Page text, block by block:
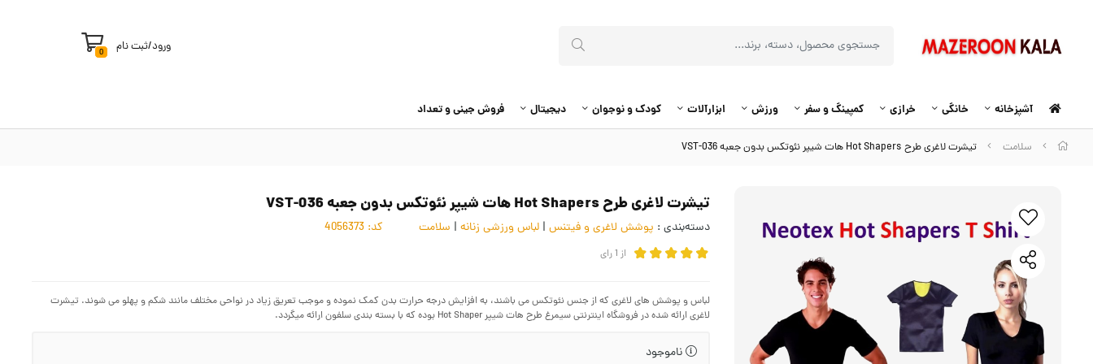
ورود/ثبت نام 0
آشپزخانه خانگی خرازی کمپینگ و سفر ورزش ابزارآلات کودک و نوجوان دیجیتال فروش جینی و تعداد
سلامت تیشرت لاغری طرح Hot Shapers هات شیپر نئوتکس بدون جعبه VST-036
تیشرت لاغری طرح Hot Shapers هات شیپر نئوتکس بدون جعبه VST-036
دسته‌بندی : پوشش لاغری و فیتنس | لباس ورزشی زنانه | سلامت کد:
از 1رای
لباس و پوشش های لاغری که از جنس نئوتکس می باشند، به افزایش درجه حرارت بدن کمک نموده و موجب تعریق زیاد در نواحی مختلف مانند شکم و پهلو می شوند. تیشرت
لاغری ارائه شده در فروشگاه اینترنتی سیمرغ طرح هات شیپر Hot Shaper بوده که با بسته بندی سلفون ارائه میگردد.
ناموجود